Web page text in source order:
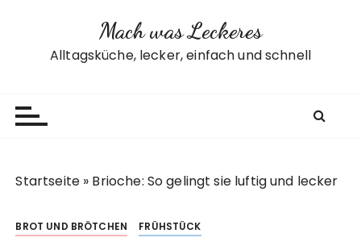
Mach was Leckeres
Alltagsküche, lecker, einfach und schnell
Startseite » Brioche: So gelingt sie luftig und lecker
BROT UND BRÖTCHEN FRÜHSTÜCK